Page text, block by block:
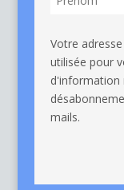
Votre
utilisée pour
d'information
mails.